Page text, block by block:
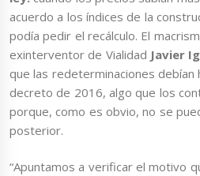
acuerdo a los índices de la
podía pedir el recálculo. El
exinterventor de Vialidad Javier
que las redeterminaciones debían
decreto de 2016, algo que los
porque, como es obvio, no se
posterior.
“Apuntamos a verificar el motivo